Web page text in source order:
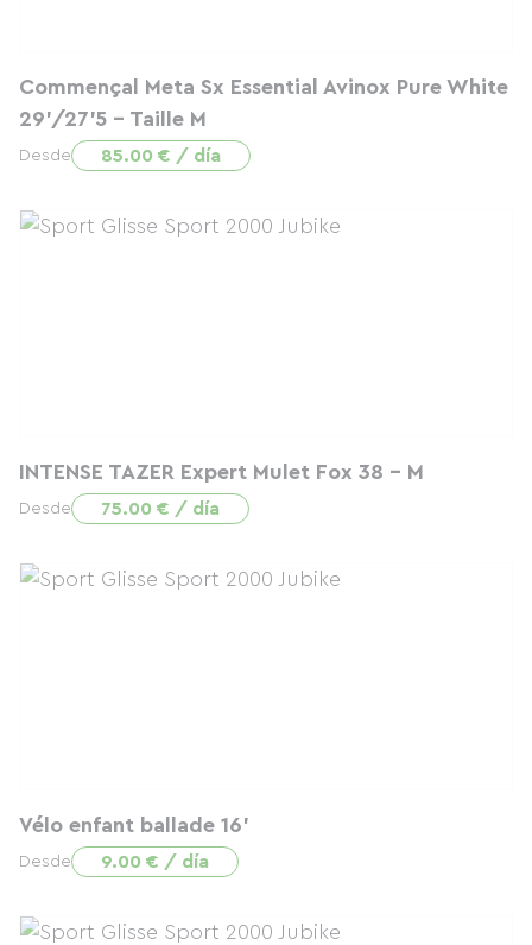
Commençal Meta Sx Essential Avinox Pure White
29'/27'5 - Taille M
Desde 85.00 € / día
INTENSE TAZER Expert Mulet Fox 38 - M
Desde 75.00 € / día
Vélo enfant ballade 16'
Desde 9.00 € / día